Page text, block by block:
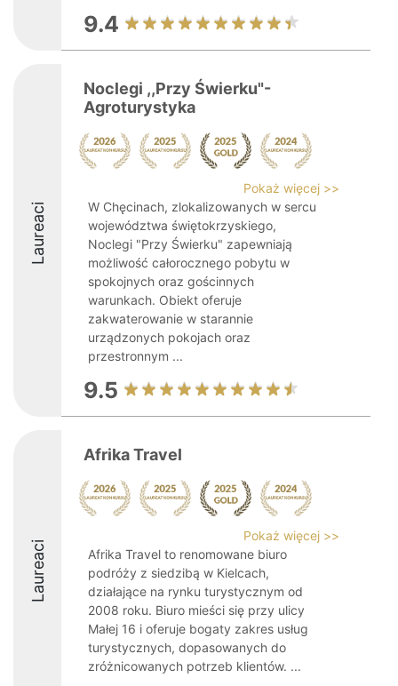
9.4
Laureaci
Noclegi ,,Przy Świerku"-
Agroturystyka
Pokaż więcej >>
W Chęcinach, zlokalizowanych w sercu
województwa świętokrzyskiego,
Noclegi "Przy Świerku" zapewniają
możliwość całorocznego pobytu w
spokojnych oraz gościnnych
warunkach. Obiekt oferuje
zakwaterowanie w starannie
urządzonych pokojach oraz
przestronnym ...
9.5
Laureaci
Afrika Travel
Pokaż więcej >>
Afrika Travel to renomowane biuro
podróży z siedzibą w Kielcach,
działające na rynku turystycznym od
2008 roku. Biuro mieści się przy ulicy
Małej 16 i oferuje bogaty zakres usług
turystycznych, dopasowanych do
zróżnicowanych potrzeb klientów. ...